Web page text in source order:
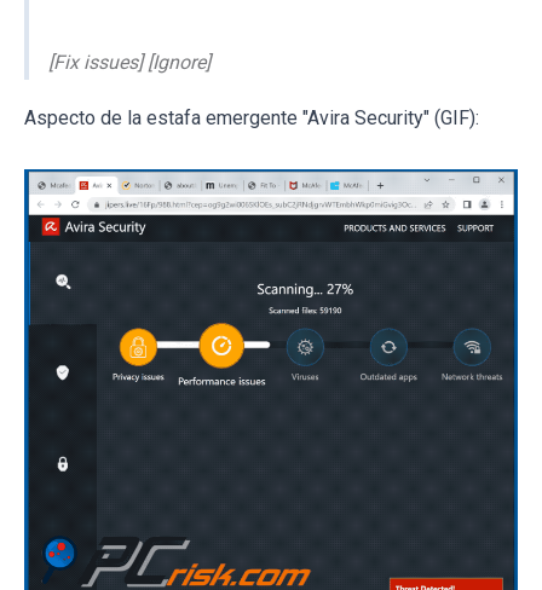
[Fix issues] [Ignore]
Aspecto de la estafa emergente "Avira Security" (GIF):